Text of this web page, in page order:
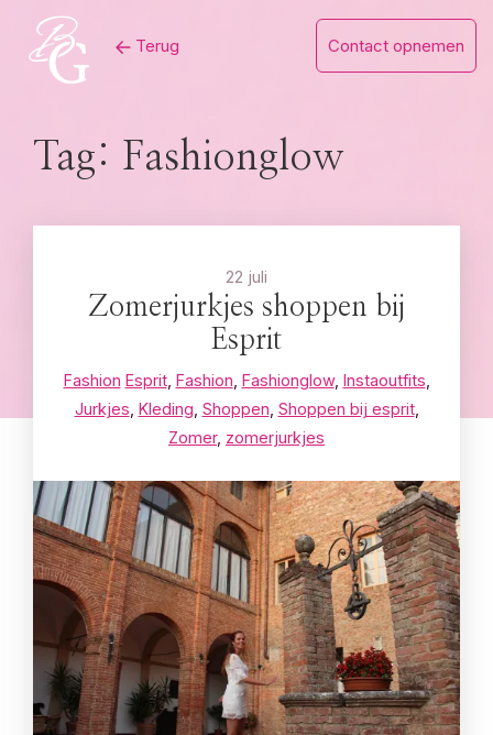
content
Terug Contact opnemen
Tag: Fashionglow
22 juli
Zomerjurkjes shoppen bij
Esprit
Fashion Esprit, Fashion Fashionglow, Instaoutfits
Jurkjes Kleding Shoppen Shoppen bij esprit,
Zomer, zomerjurkjes